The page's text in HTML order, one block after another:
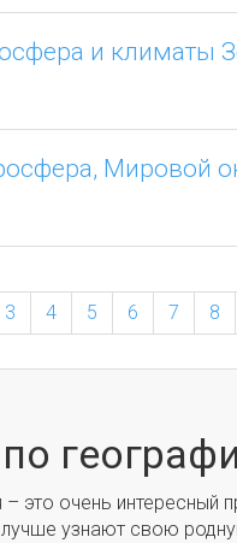
и климаты
Мировой
3 4 5 6 7 8
– это очень интересный
лучше узнают свою